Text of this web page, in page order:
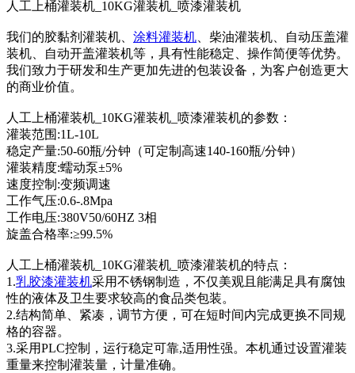
人工上桶 灌装机 _10KG 灌装机 _喷漆 灌装机
我们的胶黏剂灌装机、 涂料灌装机 、柴油灌装机、自动压盖灌
装机、自动开盖灌装机等，具有性能稳定、操作简便等优势。
我们致力于研发和生产更加先进的包装设备，为客户创造更大
的商业价值。
人工上桶 灌装机 _10KG 灌装机 _喷漆 灌装机的参数：
灌装范围:1L-10L
稳定产量:50-60瓶/分钟（可定制高速140-160瓶/分钟）
灌装精度:蠕动泵±5%
速度控制:变频调速
工作气压:0.6-.8Mpa
工作电压:380V50/60HZ 3相
旋盖合格率:≥99.5%
人工上桶 灌装机 _10KG 灌装机 _喷漆 灌装机的特点：
1.乳胶漆灌装机采用不锈钢制造，不仅美观且能满足具有腐蚀
性的液体及卫生要求较高的食品类包装。
2.结构简单、紧凑，调节方便，可在短时间内完成更换不同规
格的容器。
3.采用PLC控制，运行稳定可靠,适用性强。本机通过设置灌装
重量来控制灌装量，计量准确。